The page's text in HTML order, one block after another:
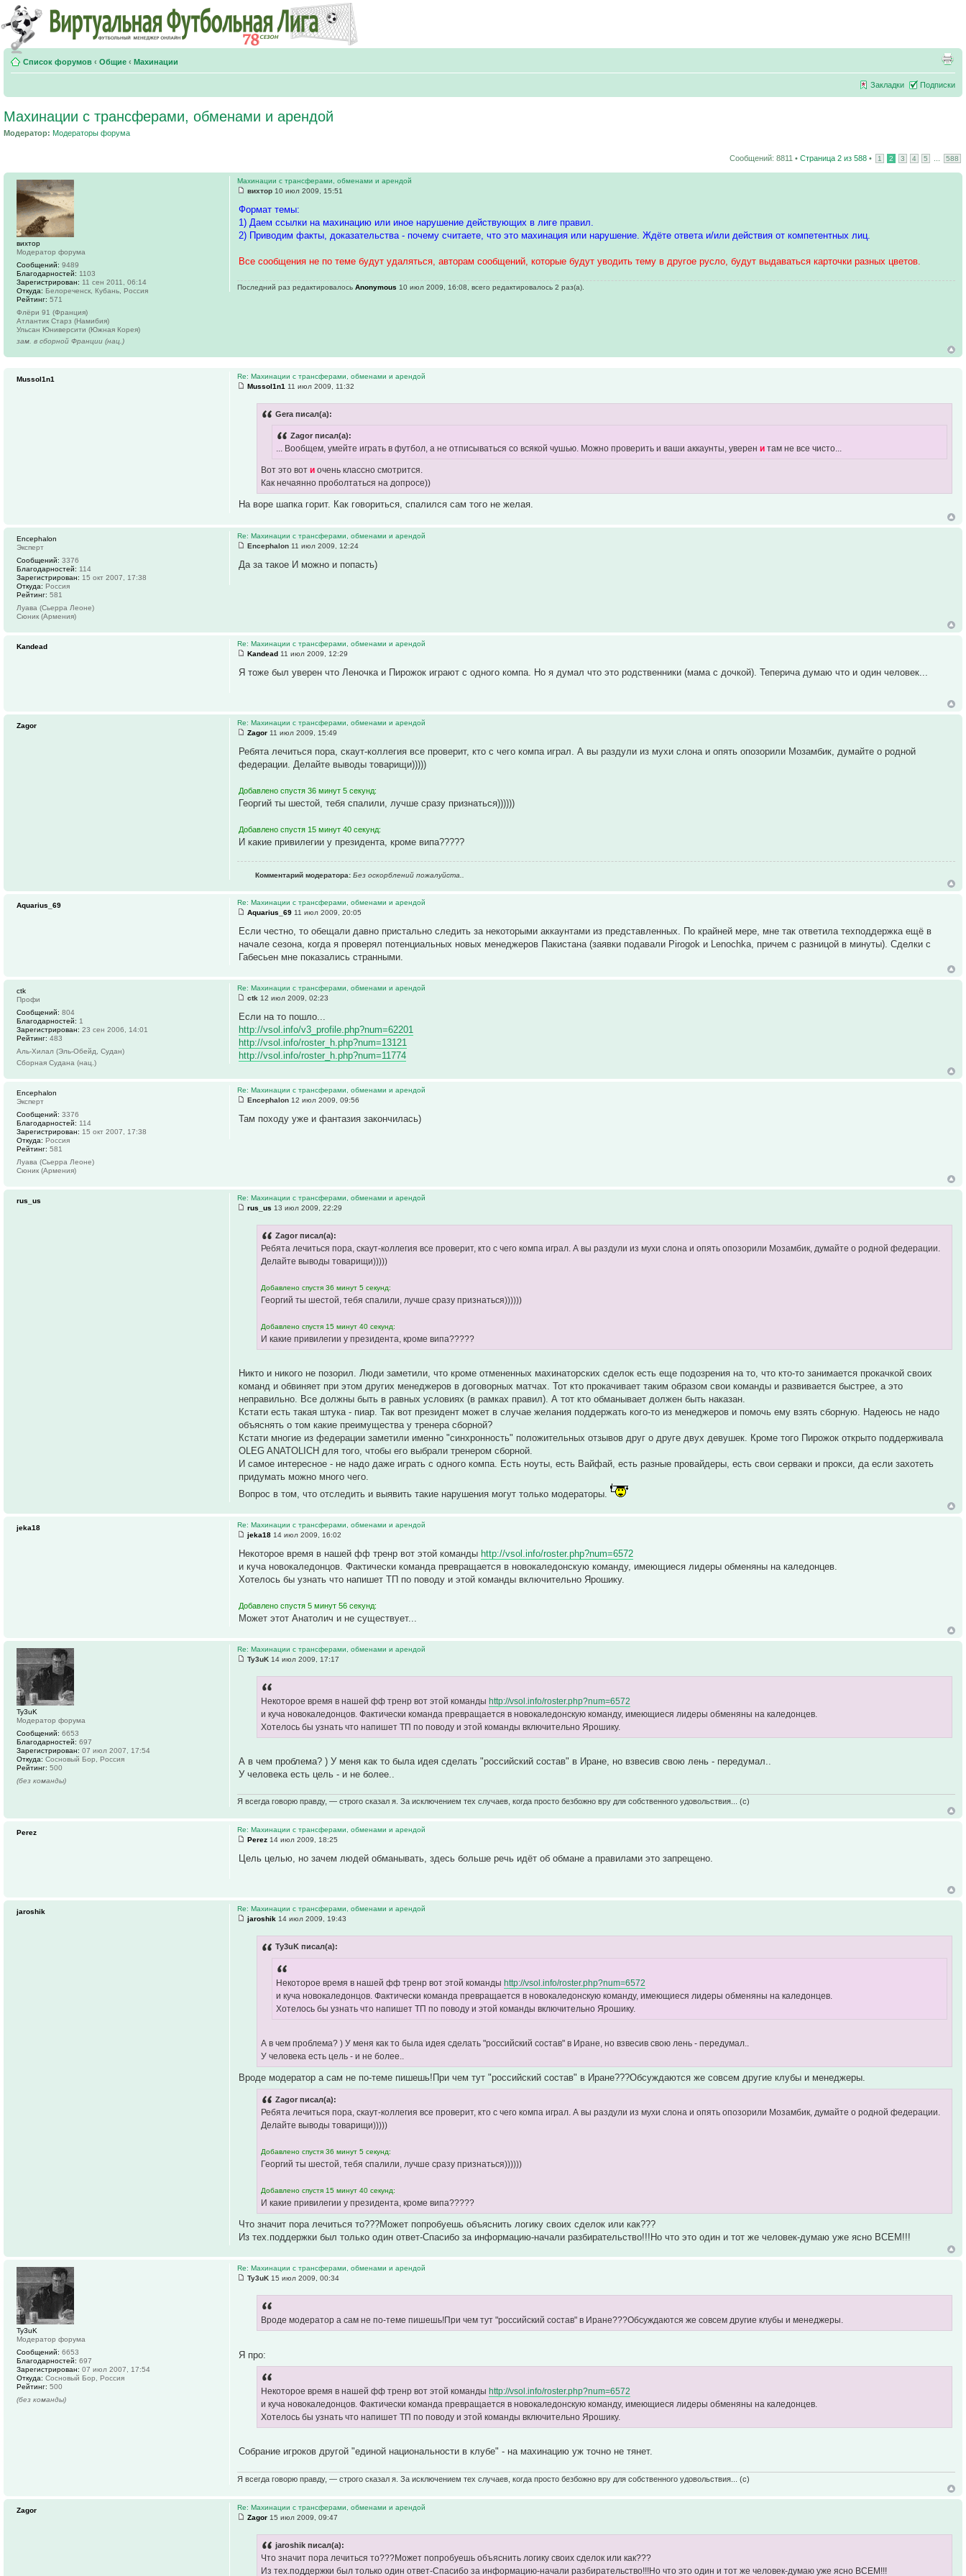
Список форумов ‹ Общие ‹ Махинации
Закладки Подписки
Махинации с трансферами, обменами и арендой
Модератор: Модераторы форума
Сообщений: 8811 • Страница 2 из 588 • 1 2 3 4 5 588
Махинации с трансферами, обменами и арендой
вихтор 10 июл 2009, 15:51
Формат темы:
1) Даем ссылки на махинацию или иное нарушение действующих в лиге правил.
2) Приводим факты, доказательства - почему считаете, что это махинация или нарушение. Ждёте ответа и/или действия от компетентных лиц.
Все сообщения не по теме будут удаляться, авторам сообщений, которые будут уводить тему в другое русло, будут выдаваться карточки разных цветов.
Последний раз редактировалосьAnonymous 10 июл 2009, 16:08, всего редактировалось 2 раз(а).
вихтор
Модератор форума
Сообщений: 9489
Благодарностей: 1103
Зарегистрирован: 11 сен 2011, 06:14
Откуда: Белореченск, Кубань, Россия
Рейтинг: 571
Флёри 91 (Франция)
Атлантик Старз (Намибия)
Ульсан Юниверсити (Южная Корея)
зам. в сборной Франции (нац.)
Re: Махинации с трансферами, обменами и арендой
Mussol1n1 11 июл 2009, 11:32
Gera писал(а):
Zagor писал(а):
... Вообщем, умейте играть в футбол, а не отписываться со всякой чушью. Можно проверить и ваши аккаунты, уверени там не все чисто...
Вот это воти очень классно смотрится.
Как нечаянно проболтаться на допросе))
На воре шапка горит. Как говориться, спалился сам того не желая.
Mussol1n1
Re: Махинации с трансферами, обменами и арендой
Encephalon 11 июл 2009, 12:24
Да за такое И можно и попасть)
Encephalon
Эксперт
Сообщений: 3376
Благодарностей: 114
Зарегистрирован: 15 окт 2007, 17:38
Откуда: Россия
Рейтинг: 581
Луава (Сьерра Леоне)
Сюник (Армения)
Re: Махинации с трансферами, обменами и арендой
Kandead 11 июл 2009, 12:29
Я тоже был уверен что Леночка и Пирожок играют с одного компа. Но я думал что это родственники (мама с дочкой). Теперича думаю что и один человек...
Kandead
Re: Махинации с трансферами, обменами и арендой
Zagor 11 июл 2009, 15:49
Ребята лечиться пора, скаут-коллегия все проверит, кто с чего компа играл. А вы раздули из мухи слона и опять опозорили Мозамбик, думайте о родной
федерации. Делайте выводы товарищи)))))
Добавлено спустя 36 минут 5 секунд:
Георгий ты шестой, тебя спалили, лучше сразу признаться))))))
Добавлено спустя 15 минут 40 секунд:
И какие привилегии у президента, кроме випа?????
Комментарий модератора: Без оскорблений пожалуйста..
Zagor
Re: Махинации с трансферами, обменами и арендой
Aquarius_69 11 июл 2009, 20:05
Если честно, то обещали давно пристально следить за некоторыми аккаунтами из представленных. По крайней мере, мне так ответила техподдержка ещё в
начале сезона, когда я проверял потенциальных новых менеджеров Пакистана (заявки подавали Pirogok и Lenochka, причем с разницой в минуты). Сделки с
Габесьен мне показались странными.
Aquarius_69
Re: Махинации с трансферами, обменами и арендой
ctk 12 июл 2009, 02:23
Если на то пошло...
http://vsol.info/v3_profile.php?num=62201
http://vsol.info/roster_h.php?num=13121
http://vsol.info/roster_h.php?num=11774
ctk
Профи
Сообщений: 804
Благодарностей: 1
Зарегистрирован: 23 сен 2006, 14:01
Рейтинг: 483
Аль-Хилал (Эль-Обейд, Судан)
Сборная Судана (нац.)
Re: Махинации с трансферами, обменами и арендой
Encephalon 12 июл 2009, 09:56
Там походу уже и фантазия закончилась)
Encephalon
Эксперт
Сообщений: 3376
Благодарностей: 114
Зарегистрирован: 15 окт 2007, 17:38
Откуда: Россия
Рейтинг: 581
Луава (Сьерра Леоне)
Сюник (Армения)
Re: Махинации с трансферами, обменами и арендой
rus_us 13 июл 2009, 22:29
Zagor писал(а):
Ребята лечиться пора, скаут-коллегия все проверит, кто с чего компа играл. А вы раздули из мухи слона и опять опозорили Мозамбик, думайте о родной федерации.
Делайте выводы товарищи)))))
Добавлено спустя 36 минут 5 секунд:
Георгий ты шестой, тебя спалили, лучше сразу признаться))))))
Добавлено спустя 15 минут 40 секунд:
И какие привилегии у президента, кроме випа?????
Никто и никого не позорил. Люди заметили, что кроме отмененных махинаторских сделок есть еще подозрения на то, что кто-то занимается прокачкой своих
команд и обвиняет при этом других менеджеров в договорных матчах. Тот кто прокачивает таким образом свои команды и развивается быстрее, а это
неправильно. Все должны быть в равных условиях (в рамках правил). А тот кто обманывает должен быть наказан.
Кстати есть такая штука - пиар. Так вот президент может в случае желания поддержать кого-то из менеджеров и помочь ему взять сборную. Надеюсь не надо
объяснять о том какие преимущества у тренера сборной?
Кстати многие из федерации заметили именно "синхронность" положительных отзывов друг о друге двух девушек. Кроме того Пирожок открыто поддерживала
OLEG ANATOLICH для того, чтобы его выбрали тренером сборной.
И самое интересное - не надо даже играть с одного компа. Есть ноуты, есть Вайфай, есть разные провайдеры, есть свои серваки и прокси, да если захотеть
придумать можно много чего.
Вопрос в том, что отследить и выявить такие нарушения могут только модераторы.
rus_us
Re: Махинации с трансферами, обменами и арендой
jeka18 14 июл 2009, 16:02
Некоторое время в нашей фф тренр вот этой команды http://vsol.info/roster.php?num=6572
и куча новокаледонцов. Фактически команда превращается в новокаледонскую команду, имеющиеся лидеры обменяны на каледонцев.
Хотелось бы узнать что напишет ТП по поводу и этой команды включительно Ярошику.
Добавлено спустя 5 минут 56 секунд:
Может этот Анатолич и не существует...
jeka18
Re: Махинации с трансферами, обменами и арендой
Ty3uK 14 июл 2009, 17:17
Некоторое время в нашей фф тренр вот этой командыhttp://vsol.info/roster.php?num=6572
и куча новокаледонцов. Фактически команда превращается в новокаледонскую команду, имеющиеся лидеры обменяны на каледонцев.
Хотелось бы узнать что напишет ТП по поводу и этой команды включительно Ярошику.
А в чем проблема? ) У меня как то была идея сделать "российский состав" в Иране, но взвесив свою лень - передумал..
У человека есть цель - и не более..
Я всегда говорю правду, — строго сказал я. За исключением тех случаев, когда просто безбожно вру для собственного удовольствия... (с)
Ty3uK
Модератор форума
Сообщений: 6653
Благодарностей: 697
Зарегистрирован: 07 июл 2007, 17:54
Откуда: Сосновый Бор, Россия
Рейтинг: 500
(без команды)
Re: Махинации с трансферами, обменами и арендой
Perez 14 июл 2009, 18:25
Цель целью, но зачем людей обманывать, здесь больше речь идёт об обмане а правилами это запрещено.
Perez
Re: Махинации с трансферами, обменами и арендой
jaroshik 14 июл 2009, 19:43
Ty3uK писал(а):
Некоторое время в нашей фф тренр вот этой командыhttp://vsol.info/roster.php?num=6572
и куча новокаледонцов. Фактически команда превращается в новокаледонскую команду, имеющиеся лидеры обменяны на каледонцев.
Хотелось бы узнать что напишет ТП по поводу и этой команды включительно Ярошику.
А в чем проблема? ) У меня как то была идея сделать "российский состав" в Иране, но взвесив свою лень - передумал..
У человека есть цель - и не более..
Вроде модератор а сам не по-теме пишешь!При чем тут "российский состав" в Иране???Обсуждаются же совсем другие клубы и менеджеры.
Zagor писал(а):
Ребята лечиться пора, скаут-коллегия все проверит, кто с чего компа играл. А вы раздули из мухи слона и опять опозорили Мозамбик, думайте о родной федерации.
Делайте выводы товарищи)))))
Добавлено спустя 36 минут 5 секунд:
Георгий ты шестой, тебя спалили, лучше сразу признаться))))))
Добавлено спустя 15 минут 40 секунд:
И какие привилегии у президента, кроме випа?????
Что значит пора лечиться то???Может попробуешь объяснить логику своих сделок или как???
Из тех.поддержки был только один ответ-Спасибо за информацию-начали разбирательство!!!Но что это один и тот же человек-думаю уже ясно ВСЕМ!!!
jaroshik
Re: Махинации с трансферами, обменами и арендой
Ty3uK 15 июл 2009, 00:34
Вроде модератор а сам не по-теме пишешь!При чем тут "российский состав" в Иране???Обсуждаются же совсем другие клубы и менеджеры.
Я про:
Некоторое время в нашей фф тренр вот этой командыhttp://vsol.info/roster.php?num=6572
и куча новокаледонцов. Фактически команда превращается в новокаледонскую команду, имеющиеся лидеры обменяны на каледонцев.
Хотелось бы узнать что напишет ТП по поводу и этой команды включительно Ярошику.
Собрание игроков другой "единой национальности в клубе" - на махинацию уж точно не тянет.
Я всегда говорю правду, — строго сказал я. За исключением тех случаев, когда просто безбожно вру для собственного удовольствия... (с)
Ty3uK
Модератор форума
Сообщений: 6653
Благодарностей: 697
Зарегистрирован: 07 июл 2007, 17:54
Откуда: Сосновый Бор, Россия
Рейтинг: 500
(без команды)
Re: Махинации с трансферами, обменами и арендой
Zagor 15 июл 2009, 09:47
jaroshik писал(а):
Что значит пора лечиться то???Может попробуешь объяснить логику своих сделок или как???
Из тех.поддержки был только один ответ-Спасибо за информацию-начали разбирательство!!!Но что это один и тот же человек-думаю уже ясно ВСЕМ!!!
Zagor